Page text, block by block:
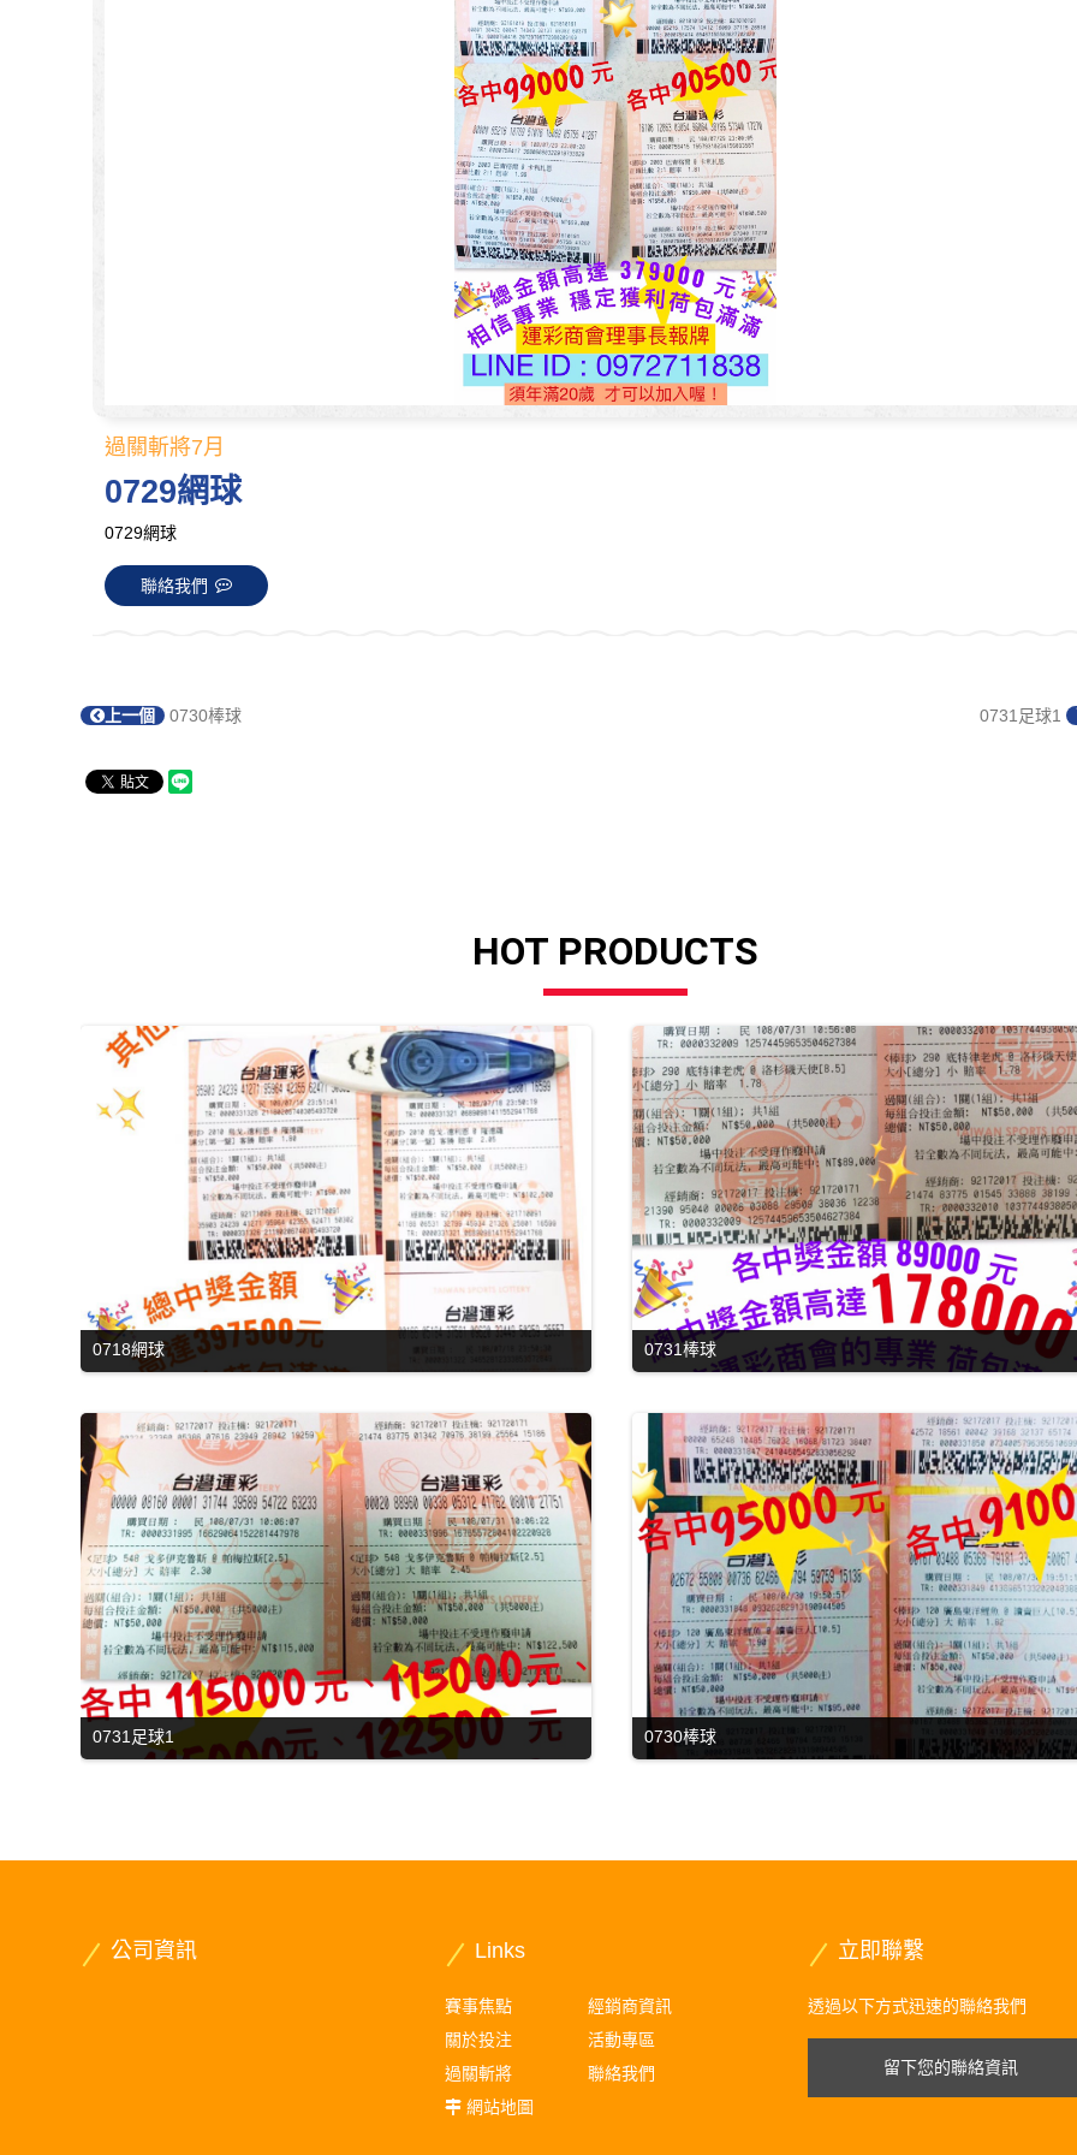
過關斬將7月
0729網球
0729網球
聯絡我們
上一個 0730棒球 0731足球1
HOT PRODUCTS
0718網球 0731棒球
0731足球1 0730棒球
公司資訊 Links
賽事焦點
經銷商資訊
關於投注
活動專區
過關斬將
聯絡我們
網站地圖
立即聯繫
透過以下方式迅速的聯絡我們
留下您的聯絡資訊